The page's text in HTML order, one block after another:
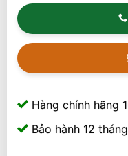
Hàng chính hãng
Bảo hành 12 tháng